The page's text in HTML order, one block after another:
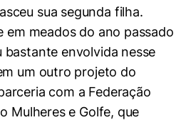
sua segunda filha.
em meados do ano passado
bastante envolvida nesse
um outro projeto do
com a Federação
Mulheres e Golfe, que